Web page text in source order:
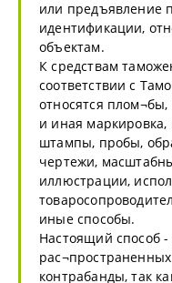
или предъявление
идентификации,
объектам.
К средствам
соответствии с
относятся
и иная
штампы, пробы,
чертежи,
иллюстрации,
иные способы.
Настоящий способ
контрабанды, так